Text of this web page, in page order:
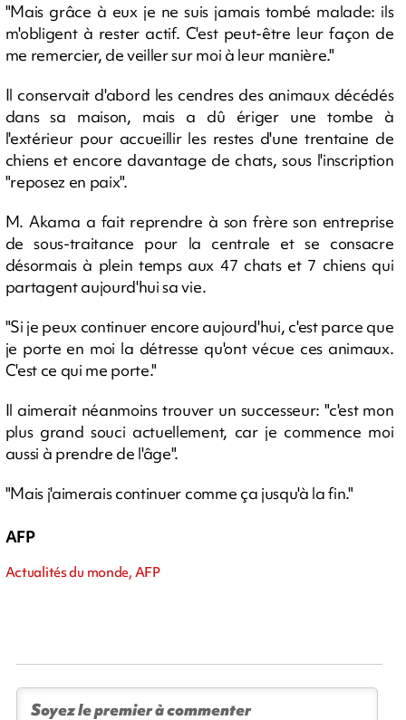
"Mais grâce à eux je ne suis jamais tombé malade: ils
m'obligent à rester actif. C'est peut-être leur façon de
me remercier, de veiller sur moi à leur manière."
Il conservait d'abord les cendres des animaux décédés
dans sa maison, mais a dû ériger une tombe à
l'extérieur pour accueillir les restes d'une trentaine de
chiens et encore davantage de chats, sous l'inscription
"reposez en paix".
M. Akama a fait reprendre à son frère son entreprise
de sous-traitance pour la centrale et se consacre
désormais à plein temps aux 47 chats et 7 chiens qui
partagent aujourd'hui sa vie.
"Si je peux continuer encore aujourd'hui, c'est parce que
je porte en moi la détresse qu'ont vécue ces animaux.
C'est ce qui me porte."
Il aimerait néanmoins trouver un successeur: "c'est mon
plus grand souci actuellement, car je commence moi
aussi à prendre de l'âge".
"Mais j'aimerais continuer comme ça jusqu'à la fin."
AFP
Actualités du monde, AFP